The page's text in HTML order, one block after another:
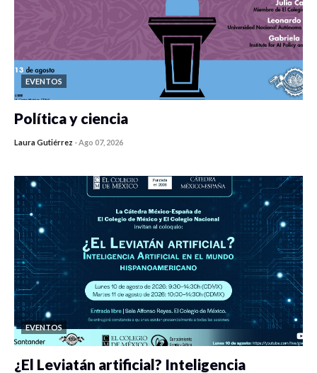
EVENTOS
Política y ciencia
Laura Gutiérrez -Ago 07, 2026
EVENTOS
¿El Leviatán artificial? Inteligencia